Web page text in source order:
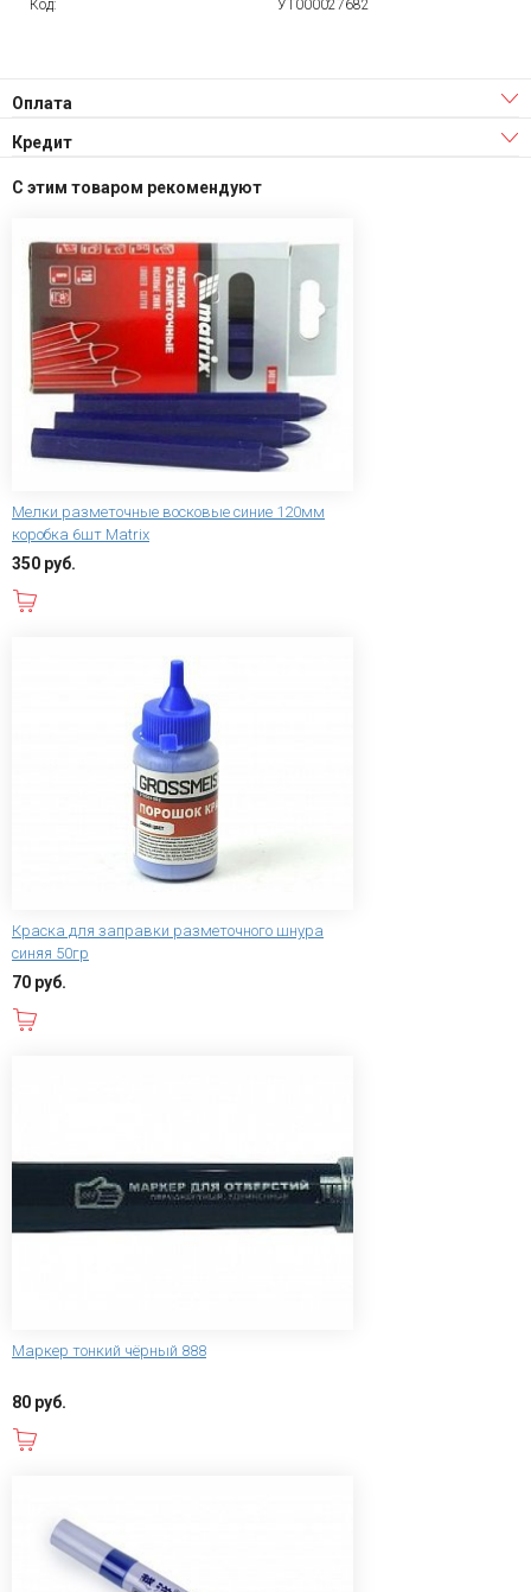
Код:
УТ000027682
Оплата
Кредит
С этим товаром рекомендуют
Мелки разметочные восковые синие 120мм
коробка 6шт Matrix
350 руб.
Краска для заправки разметочного шнура
синяя 50гр
70 руб.
Маркер тонкий чёрный 888
80 руб.